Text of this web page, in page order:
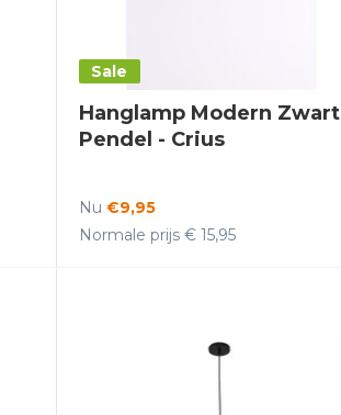
Sale
Hanglamp Modern Zwart
Pendel - Crius
Nu €9,95
Normale prijs € 15,95